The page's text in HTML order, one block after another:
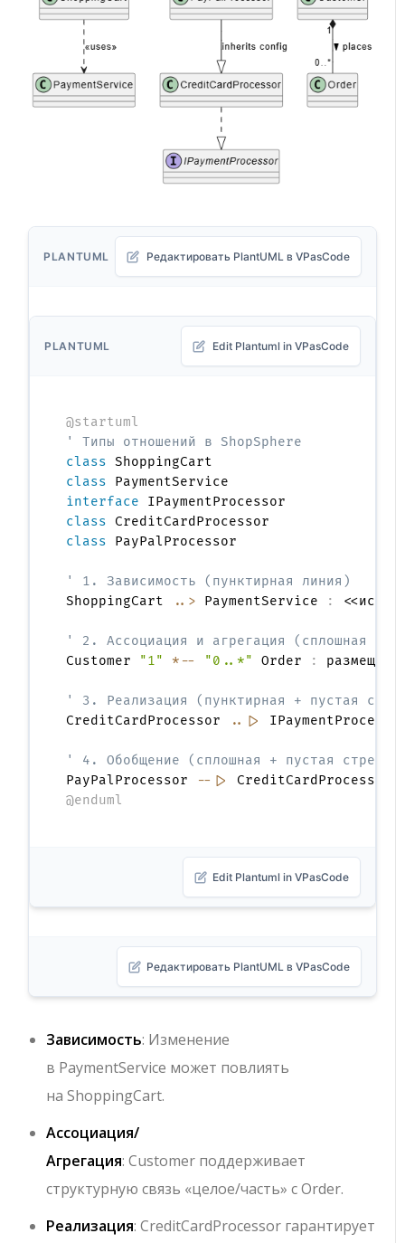
PLANTUML Редактировать PlantUML в VPasCode
PLANTUML Edit Plantuml in VPasCode
@startuml
' Типы отношений в ShopSphere
class
class
interface
class
class PayPalProcessor
' 1. Зависимость (пунктирная линия)
ShoppingCart
..> PaymentService :
' 2. Ассоциация и агрегация (сплошная
Customer
"1" *-- "0..*" Order :
' 3. Реализация (пунктирная + пустая
CreditCardProcessor
..|>
' 4. Обобщение (сплошная + пустая
PayPalProcessor
--|> CreditCardProcessor
@enduml
Edit Plantuml in VPasCode
Редактировать PlantUML в VPasCode
Зависимость: Изменение
в PaymentService может повлиять
наShoppingCart.
Ассоциация/
Агрегация:Customer поддерживает
структурную связь «целое/часть» сOrder.
Реализация:CreditCardProcessor гарантирует